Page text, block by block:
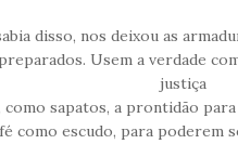
disso, nos deixou as
Usem a verdade
justiça
como sapatos, a prontidão
fé como escudo, para